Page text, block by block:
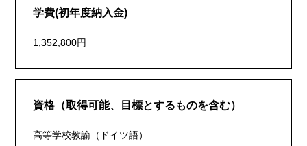
学費(初年度納入金)
1,352,800円
資格（取得可能、目標とするものを含む）
高等学校教諭（ドイツ語）